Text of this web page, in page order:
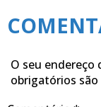
O seu endereço
obrigatórios